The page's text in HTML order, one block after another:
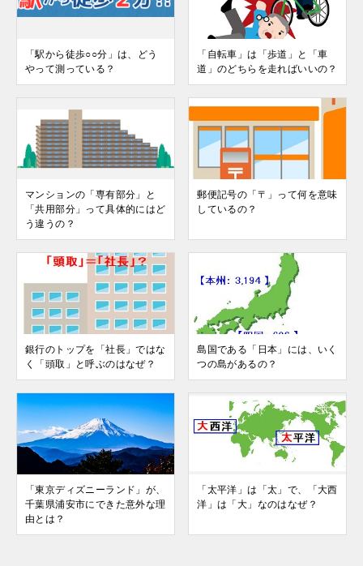
「駅から徒歩○○分」は、どう
やって測っている？
「自転車」は「歩道」と「車
道」のどちらを走ればいいの？
マンションの「専有部分」と
「共用部分」って具体的にはど
う違うの？
郵便記号の「〒」って何を意味
しているの？
銀行のトップを「社長」ではな
く「頭取」と呼ぶのはなぜ？
島国である「日本」には、いく
つの島があるの？
「東京ディズニーランド」が、
千葉県浦安市にできた意外な理
由とは？
「太平洋」は「太」で、「大西
洋」は「大」なのはなぜ？